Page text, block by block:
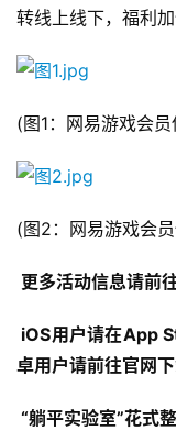
转线上线下，福利
(图1：网易游戏会
(图2：网易游戏会
更多活动信息请前往
卓用户请前往官网
“躺平实验室”花式